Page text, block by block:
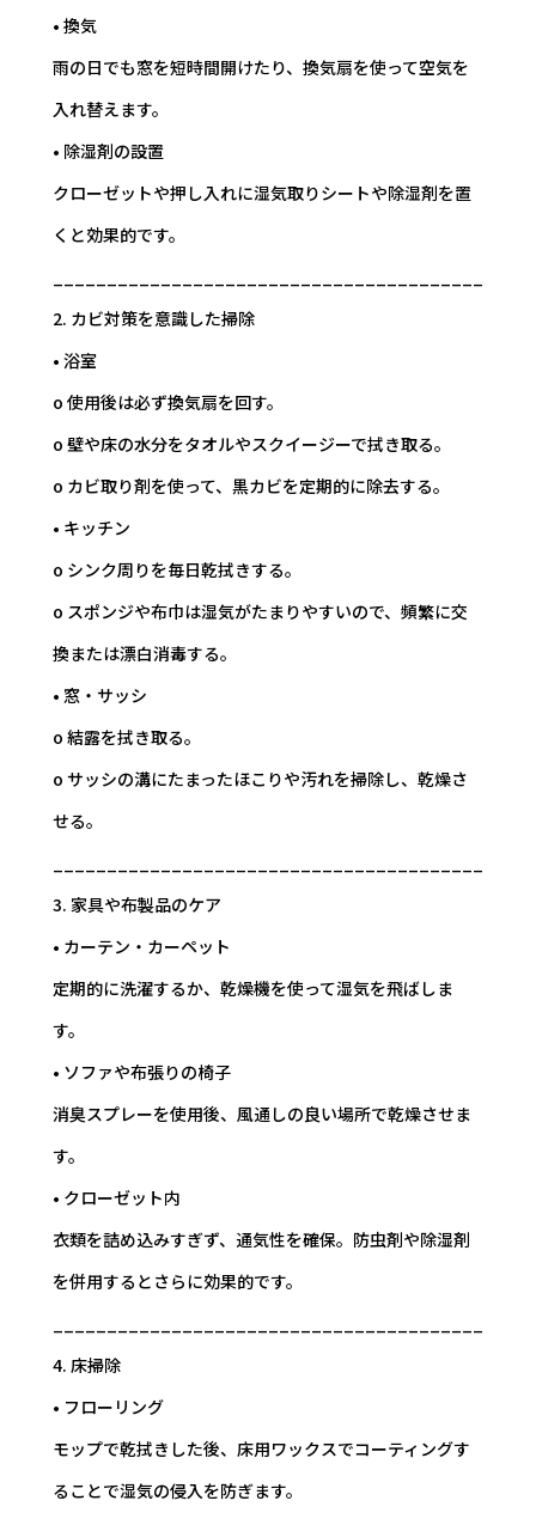
• 換気
雨の日でも窓を短時間開けたり、換気扇を使って空気を
入れ替えます。
• 除湿剤の設置
クローゼットや押し入れに湿気取りシートや除湿剤を置
くと効果的です。
2. カビ対策を意識した掃除
• 浴室
o 使用後は必ず換気扇を回す。
o 壁や床の水分をタオルやスクイージーで拭き取る。
o カビ取り剤を使って、黒カビを定期的に除去する。
• キッチン
o シンク周りを毎日乾拭きする。
o スポンジや布巾は湿気がたまりやすいので、頻繁に交
換または漂白消毒する。
• 窓・サッシ
o 結露を拭き取る。
o サッシの溝にたまったほこりや汚れを掃除し、乾燥さ
せる。
3. 家具や布製品のケア
• カーテン・カーペット
定期的に洗濯するか、乾燥機を使って湿気を飛ばしま
す。
• ソファや布張りの椅子
消臭スプレーを使用後、風通しの良い場所で乾燥させま
す。
• クローゼット内
衣類を詰め込みすぎず、通気性を確保。防虫剤や除湿剤
を併用するとさらに効果的です。
4. 床掃除
• フローリング
モップで乾拭きした後、床用ワックスでコーティングす
ることで湿気の侵入を防ぎます。